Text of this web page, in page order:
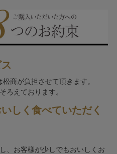
商が負担させて頂きます。
ろえております。
しく食べていただく
、お客様が少しでもおいしくお